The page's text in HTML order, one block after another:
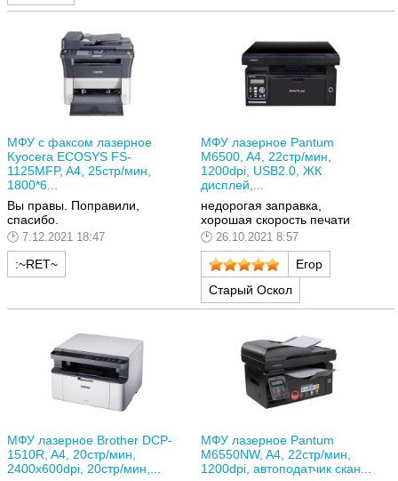
МФУ с факсом лазерное
Kyocera ECOSYS FS-
1125MFP, A4, 25стр/мин,
1800*6...
Вы правы. Поправили,
спасибо.
7.12.2021 18:47
:~RET~
МФУ лазерное Pantum
M6500, A4, 22стр/мин,
1200dpi, USB2.0, ЖК
дисплей,...
недорогая заправка,
хорошая скорость печати
26.10.2021 8:57
Егор
Старый Оскол
МФУ лазерное Brother DCP-
1510R, A4, 20стр/мин,
2400х600dpi, 20стр/мин,...
МФУ лазерное Pantum
M6550NW, A4, 22стр/мин,
1200dpi, автоподатчик скан...